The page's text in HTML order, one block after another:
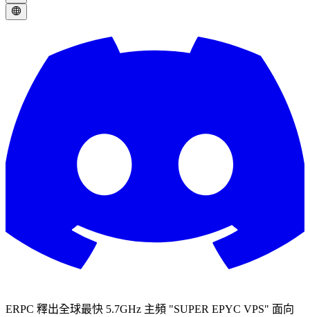
ERPC 釋出全球最快 5.7GHz 主頻 "SUPER EPYC VPS" 面向